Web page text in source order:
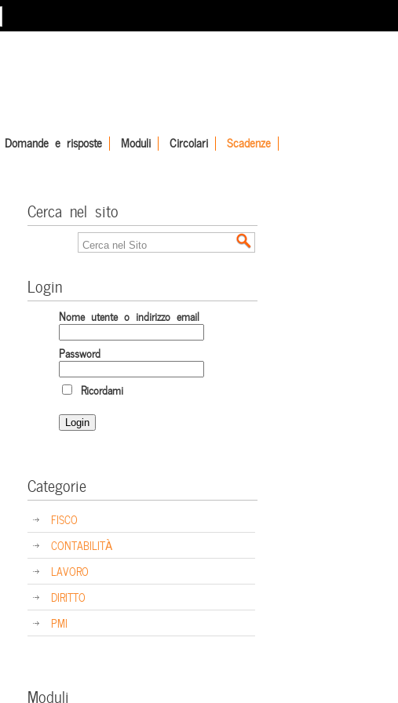
Domande e risposte Moduli Circolari Scadenze
Cerca nel sito
Login
Nome utente o indirizzo email
Password
Ricordami
Categorie
FISCO
CONTABILITÀ
LAVORO
DIRITTO
PMI
Moduli